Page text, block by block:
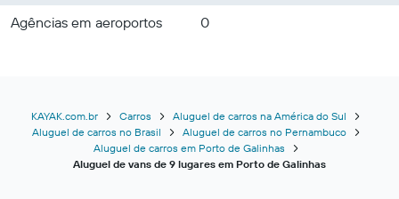
Agências em aeroportos
0
KAYAK.com.br Carros
Aluguel de carros na América do Sul
Aluguel de carros no Brasil
Aluguel de carros no Pernambuco
Aluguel de carros em Porto de Galinhas
Aluguel de vans de 9 lugares em Porto de Galinhas